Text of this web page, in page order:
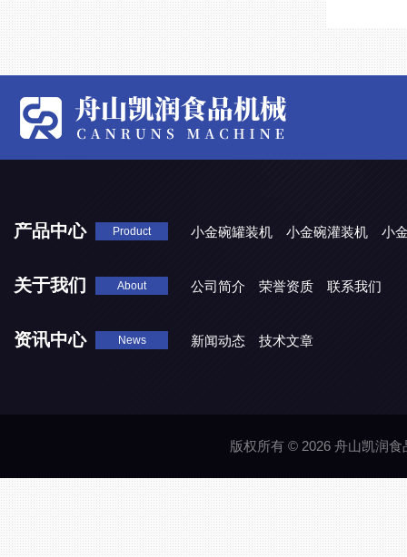
产品中心 Product 小金碗罐装机 小金碗灌装机 小
关于我们 About 公司简介 荣誉资质 联系我们
资讯中心 News 新闻动态 技术文章
版权所有 © 2026 舟山凯润